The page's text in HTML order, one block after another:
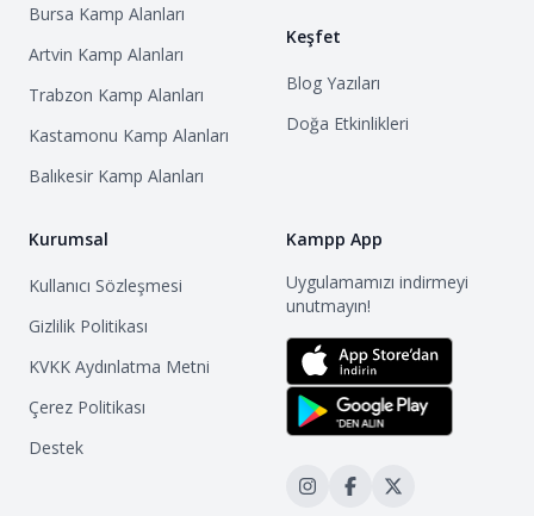
Bursa Kamp Alanları
Artvin Kamp Alanları
Trabzon Kamp Alanları
Kastamonu Kamp Alanları
Balıkesir Kamp Alanları
Keşfet
Blog Yazıları
Doğa Etkinlikleri
Kurumsal
Kullanıcı Sözleşmesi
Gizlilik Politikası
KVKK Aydınlatma Metni
Çerez Politikası
Destek
Kampp App
Uygulamamızı indirmeyi
unutmayın!